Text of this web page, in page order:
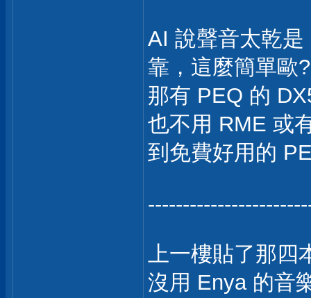
AI 說聲音太乾
靠，這麼簡單歐?
那有 PEQ 的
也不用 RME 或
到免費好用的
上一樓貼了那四
沒用 Enya 的音